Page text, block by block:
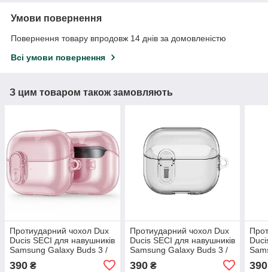
Умови повернення
Повернення товару впродовж 14 днів за домовленістю
Всі умови повернення
З цим товаром також замовляють
Протиударний чохол Dux
Ducis SECI для навушників
Samsung Galaxy Buds 3 /
Buds 3 Pro + карабін Pink
390 ₴
Протиударний чохол Dux
Ducis SECI для навушників
Samsung Galaxy Buds 3 /
390₴ 390